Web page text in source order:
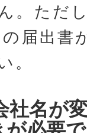
。ただ
届出書
。
社名が